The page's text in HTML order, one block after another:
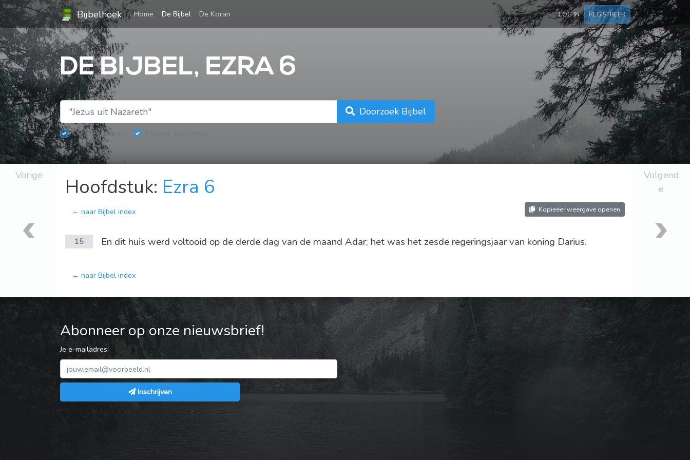
Bijbelhoek Home (current)
De Bijbel De Koran LOG IN REGISTREER
DE BIJBEL, EZRA 6
Doorzoek Bijbel
Oude Testament
Vorige Hoofdstuk: Ezra 6
← naar Bijbel index Kopieëer weergave openen
15 En dit huis werd voltooid op de derde dag van de maand Adar; het was het zesde regeringsjaar van koning Darius.
← naar Bijbel index
Volgend
e
Abonneer op onze nieuwsbrief!
Je e-mailadres:
Inschrijven